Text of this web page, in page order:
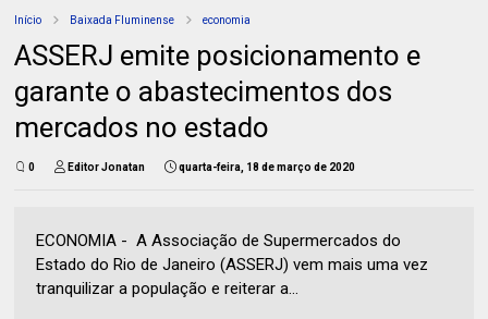
Início Baixada Fluminense economia
ASSERJ emite posicionamento e
garante o abastecimentos dos
mercados no estado
0 Editor Jonatan quarta-feira, 18 de março de 2020
ECONOMIA - A Associação de Supermercados do
Estado do Rio de Janeiro (ASSERJ) vem mais uma vez
tranquilizar a população e reiterar a...